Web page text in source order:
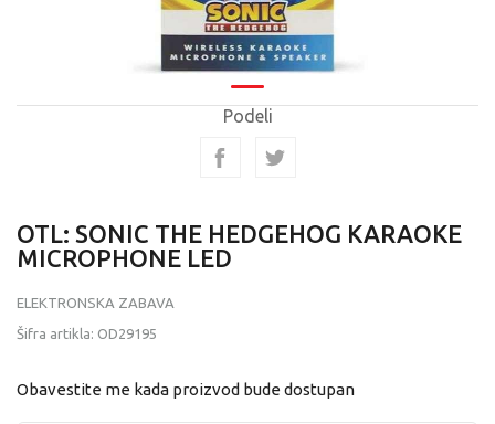
Podeli
OTL: SONIC THE HEDGEHOG KARAOKE
MICROPHONE LED
ELEKTRONSKA ZABAVA
Šifra artikla: OD29195
Obavestite me kada proizvod bude dostupan